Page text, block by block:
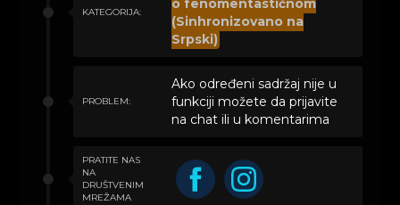
KATEGORIJA:
o fenomentastičnom
(Sinhronizovano na
Srpski)
PROBLEM:
Ako određeni sadržaj nije u
funkciji možete da prijavite
na chat ili u komentarima
PRATITE NAS
NA
DRUŠTVENIM
MREŽAMA